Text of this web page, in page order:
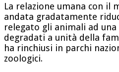
La relazione umana con il
andata gradatamente
relegato gli animali ad
degradati a unità della
ha rinchiusi in parchi
zoologici.